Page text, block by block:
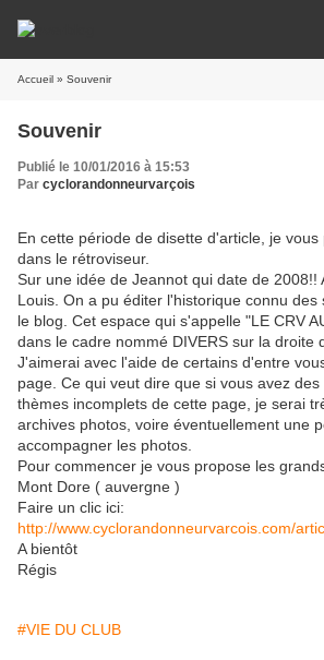
Accueil » Souvenir
Souvenir
Publié le 10/01/2016 à 15:53
Par cyclorandonneurvarçois
En cette période de disette d'article, je
dans le rétroviseur.
Sur une idée de Jeannot qui date de 2008!!
Louis. On a pu éditer l'historique connu des
le blog. Cet espace qui s'appelle "LE CRV
dans le cadre nommé DIVERS sur la droite
J'aimerai avec l'aide de certains d'entre
page. Ce qui veut dire que si vous avez
thèmes incomplets de cette page, je serai
archives photos, voire éventuellement une
accompagner les photos.
Pour commencer je vous propose les
Mont Dore ( auvergne )
Faire un clic ici:
http://www.cyclorandonneurvarcois.com/
A bientôt
Régis
#VIE DU CLUB